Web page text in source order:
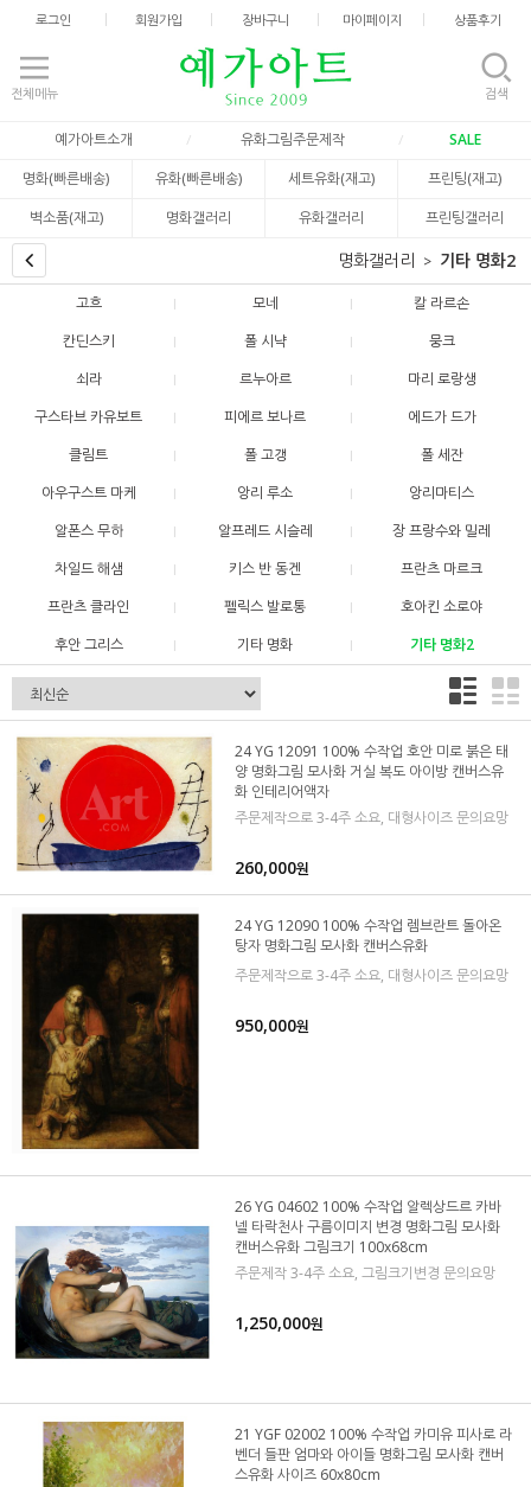
로그인 회원가입 장바구니 마이페이지 상품후기
전체메뉴 검색
예가아트소개 유화그림주문제작
SALE
명화(빠른배송)
유화(빠른배송) 세트유화(재고)
프린팅(재고)
벽소품(재고)
명화갤러리 유화갤러리 프린팅갤러리
명화갤러리 기타 명화2
고흐 모네
칼 라르손
칸딘스키
폴 시냑
뭉크
쇠라
르누아르
마리 로랑생
구스타브 카유보트
피에르 보나르
에드가 드가
클림트
폴 고갱
폴 세잔
아우구스트 마케
앙리 루소
앙리마티스
알폰스 무하
알프레드 시슬레
장 프랑수와 밀레
차일드 해샘
키스 반 동겐
프란츠 마르크
프란츠 클라인
펠릭스 발로통
호아킨 소로야
후안 그리스
기타 명화 기타 명화2
24 YG 12091 100% 수작업 호안 미로 붉은 태
양 명화그림 모사화 거실 복도 아이방 캔버스유
화 인테리어액자
주문제작으로 3-4주 소요, 대형사이즈 문의요망
260,000원
24 YG 12090 100% 수작업 렘브란트 돌아온
탕자 명화그림 모사화 캔버스유화
주문제작으로 3-4주 소요, 대형사이즈 문의요망
950,000원
26 YG 04602 100% 수작업 알렉상드르 카바
넬 타락천사 구름이미지 변경 명화그림 모사화
캔버스유화 그림크기 100x68cm
주문제작 3-4주 소요, 그림크기변경 문의요망
1,250,000원
21 YGF 02002 100% 수작업 카미유 피사로 라
벤더 들판 엄마와 아이들 명화그림 모사화 캔버
스유화 사이즈 60x80cm